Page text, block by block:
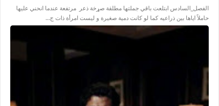
الفصل_السادس ابتلعت باقي جملتها مطلقة صړخة ذعر مرتفعة عندما انحني عليها
حاملاً اياها بين ذراعيه كما لو كانت دمية صغيرة و ليست امرأة ذات ج…